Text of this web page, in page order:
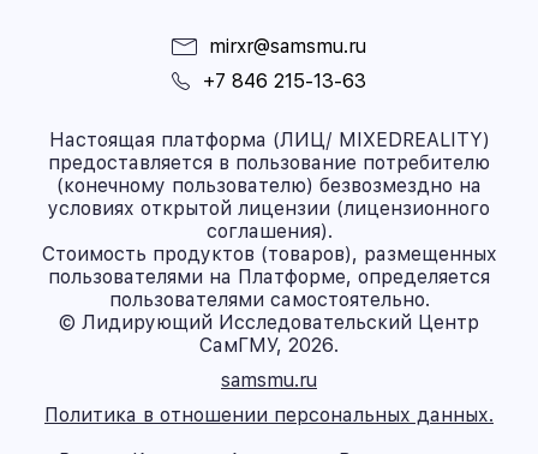
mirxr@samsmu.ru
+7 846 215-13-63
Настоящая платформа (ЛИЦ/ MIXEDREALITY)
предоставляется в пользование потребителю
(конечному пользователю) безвозмездно на
условиях открытой лицензии (лицензионного
соглашения).
Стоимость продуктов (товаров), размещенных
пользователями на Платформе, определяется
пользователями самостоятельно.
© Лидирующий Исследовательский Центр
СамГМУ, 2026.
samsmu.ru
Политика в отношении персональных данных.